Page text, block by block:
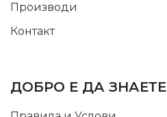
Производи
Контакт
ДОБРО Е ДА ЗНАЕТЕ